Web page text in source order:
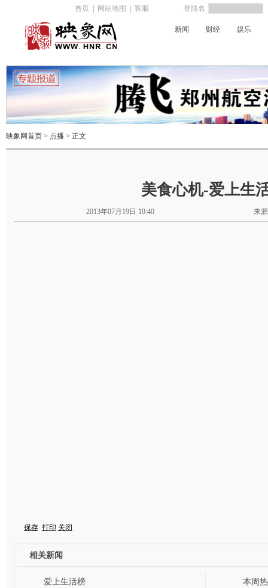
首页 网站地图 客服 登陆名
新闻 财经 娱乐
映象网首页 > 点播 > 正文
美食心机-爱上生
2013年07月19日 10:40 来
保存 打印 关闭
相关新闻
爱上生活榜
本周